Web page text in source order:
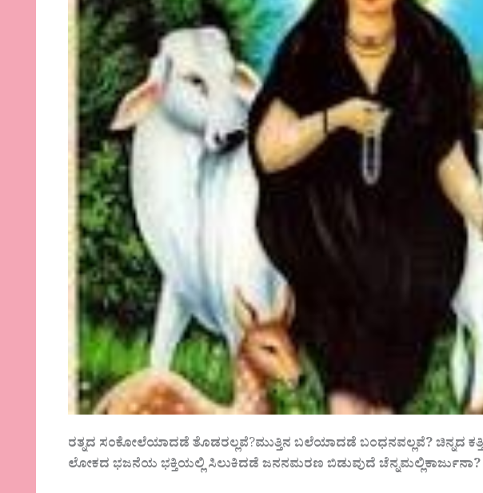
ರತ್ನದ ಸಂಕೋಲೆಯಾದಡೆ ತೊಡರಲ್ಲವೆ?ಮುತ್ತಿನ ಬಲೆಯಾದಡೆ ಬಂಧನವಲ್ಲವೆ? ಚಿನ್ನದ
ಲೋಕದ ಭಜನೆಯ ಭಕ್ತಿಯಲ್ಲಿ ಸಿಲುಕಿದಡೆ ಜನನಮರಣ ಬಿಡುವುದೆ ಚೆನ್ನಮಲ್ಲಿಕಾರ್ಜುನಾ?